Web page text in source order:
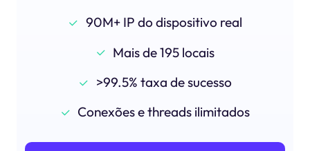
90M+ IP do dispositivo real
Mais de 195 locais
>99.5% taxa de sucesso
Conexões e threads ilimitados